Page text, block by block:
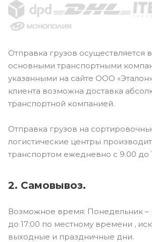
Отправка грузов осуществляется
основными транспортными
указанными на сайте ООО
клиента возможна доставка
транспортной компанией.
Отправка грузов на
логистические центры
транспортом ежедневно с 9.00 до
2. Самовывоз.
Возможное время: Понедельник –
до 17:00 по местному времени ,
выходные и праздничные дни.